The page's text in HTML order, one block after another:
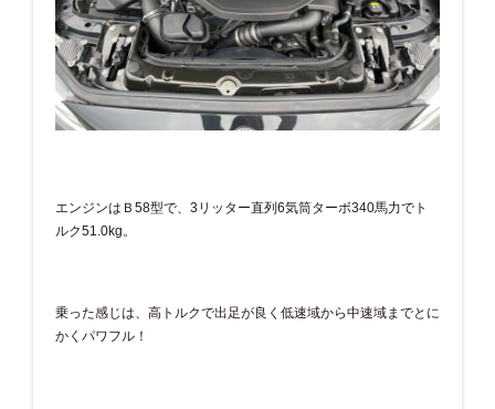
エンジンはＢ58型で、3リッター直列6気筒ターボ340馬力でト
ルク51.0kg。
乗った感じは、高トルクで出足が良く低速域から中速域までとに
かくパワフル！